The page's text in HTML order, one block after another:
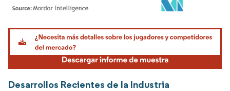
Imagen © Mordor Intelligence. El uso requiere atribución según CC BY 4.0.
Desarrollos Recientes de la Industria